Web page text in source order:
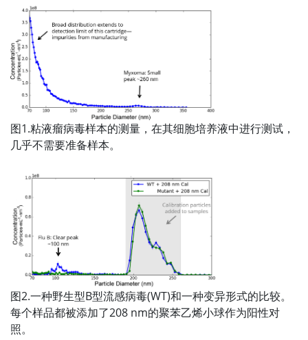
图1.粘液瘤病毒样本的测量，在其细胞培养液中进行测试，
几乎不需要准备样本。
图2.一种野生型B型流感病毒(WT)和一种变异形式的比较。
每个样品都被添加了208 nm的聚苯乙烯小球作为阳性对
照。